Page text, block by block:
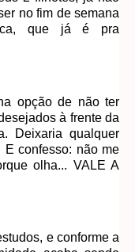
no fim de semana
que já é pra
opção de não ter
à frente da
Deixaria qualquer
E confesso: não me
olha... VALE A
e conforme a